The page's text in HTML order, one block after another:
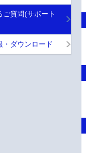
ご質問(サポート
・ダウンロード